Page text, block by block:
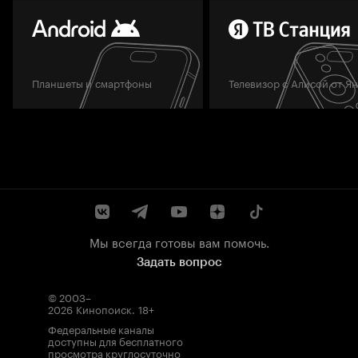
Планшеты и смартфоны Телевизор с Алисой от
Мы всегда готовы вам помочь.
Задать вопрос
© 2003–
2026 Кинопоиск. 18+
Федеральные каналы
доступны для бесплатного
просмотра круглосуточно